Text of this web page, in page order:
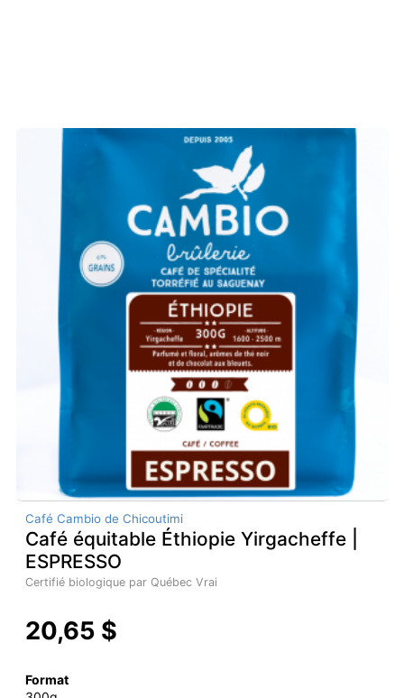
Café Cambio de Chicoutimi
Café équitable Éthiopie Yirgacheffe |
ESPRESSO
Certifié biologique par Québec Vrai
20,65 $
Format